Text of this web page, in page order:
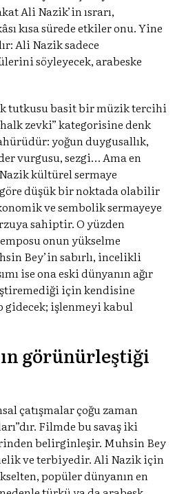
Ali Nazik’in ısrarı,
kısa sürede etkiler onu. Yine
Ali Nazik sadece
söyleyecek, arabeske
tutkusu basit bir müzik tercihi
zevki” kategorisine denk
yoğun duygusallık,
vurgusu, sezgi… Ama en
kültürel sermaye
göre düşük bir noktada olabilir
ve sembolik sermayeye
sahiptir. O yüzden
onun yükselme
Bey’in sabırlı, incelikli
ise ona eski dünyanın ağır
için kendisine
gidecek; işlenmeyi kabul
görünürleştiği
çatışmalar çoğu zaman
Filmde bu savaş iki
belirginleşir. Muhsin Bey
ve terbiyedir. Ali Nazik için
popüler dünyanın en